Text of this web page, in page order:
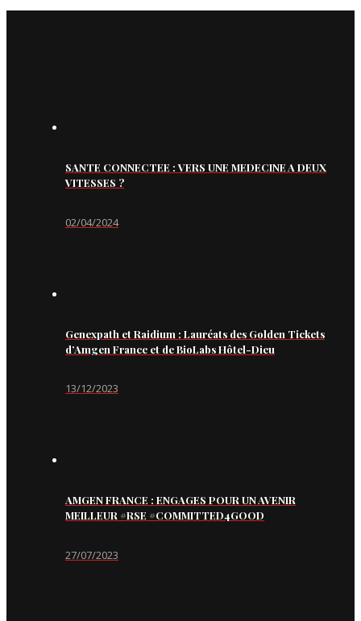
SANTE CONNECTEE : VERS UNE MEDECINE A DEUX
VITESSES ?
02/04/2024
Genexpath et Raidium : Lauréats des Golden Tickets
d’Amgen France et de BioLabs Hôtel-Dieu
13/12/2023
AMGEN FRANCE : ENGAGES POUR UN AVENIR
MEILLEUR #RSE #COMMITTED4GOOD
27/07/2023